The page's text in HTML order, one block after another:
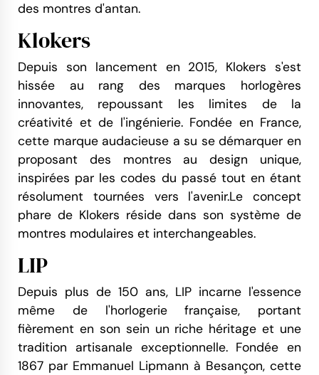
des montres d'antan.
Klokers
Depuis son lancement en 2015, Klokers s'est
hissée au rang des marques horlogères
innovantes, repoussant les limites de la
créativité et de l'ingénierie. Fondée en France,
cette marque audacieuse a su se démarquer en
proposant des montres au design unique,
inspirées par les codes du passé tout en étant
résolument tournées vers l'avenir.Le concept
phare de Klokers réside dans son système de
montres modulaires et interchangeables.
LIP
Depuis plus de 150 ans, LIP incarne l'essence
même de l'horlogerie française, portant
fièrement en son sein un riche héritage et une
tradition artisanale exceptionnelle. Fondée en
1867 par Emmanuel Lipmann à Besançon, cette